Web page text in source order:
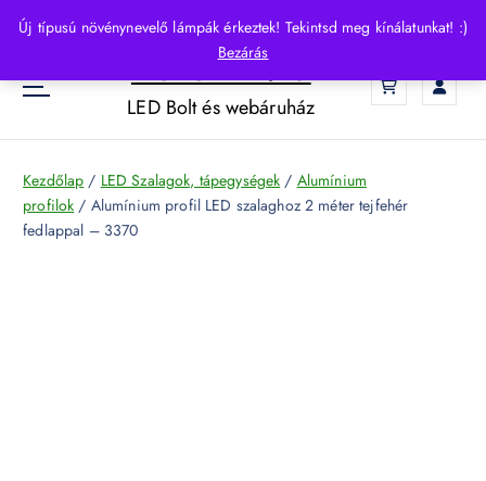
Új típusú növénynevelő lámpák érkeztek! Tekintsd meg kínálatunkat! :)
Bezárás
p
o
HelloLED.hu
LED Bolt és webáruház
Kezdőlap / LED Szalagok, tápegységek / Alumínium
profilok / Alumínium profil LED szalaghoz 2 méter tejfehér
fedlappal – 3370